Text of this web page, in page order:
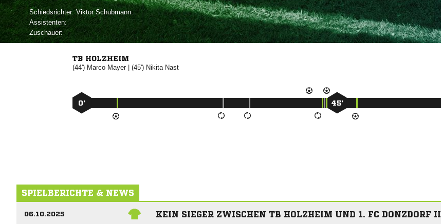
Schiedsrichter: 
Assistenten:
Zuschauer:
TB HOLZHEIM
(44') | (45') 
0’ 45’
SPIELBERICHTE & NEWS
06.10.2025 KEIN SIEGER ZWISCHEN TB HOLZHEIM UND 1. FC DONZDORF II